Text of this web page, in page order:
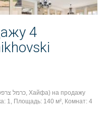
4
1, Площадь: 140 м², Комнат: 4